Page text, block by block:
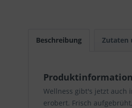
Beschreibung Zutaten
Wellness gibt's jetzt auch
erobert. Frisch